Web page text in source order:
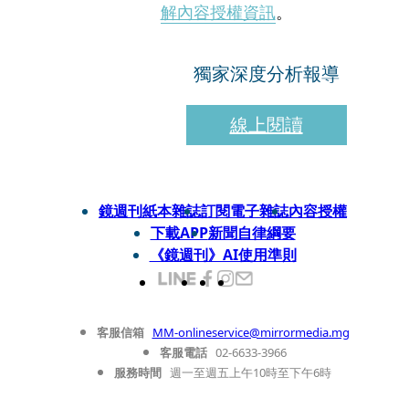
解內容授權資訊。
獨家深度分析報導
線上閱讀
鏡週刊紙本雜誌訂閱電子雜誌內容授權
下載APP新聞自律綱要
《鏡週刊》AI使用準則
客服信箱 MM-onlineservice@mirrormedia.mg
客服電話 02-6633-3966
服務時間 週一至週五上午10時至下午6時